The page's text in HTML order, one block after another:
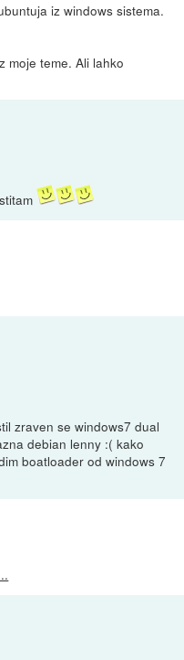
iz windows sistema.
moje teme. Ali lahko
zraven se windows7 dual
debian lenny :( kako
boatloader od windows 7